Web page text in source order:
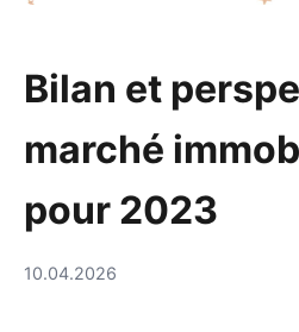
Bilan et
marché
pour 2023
10.04.2026